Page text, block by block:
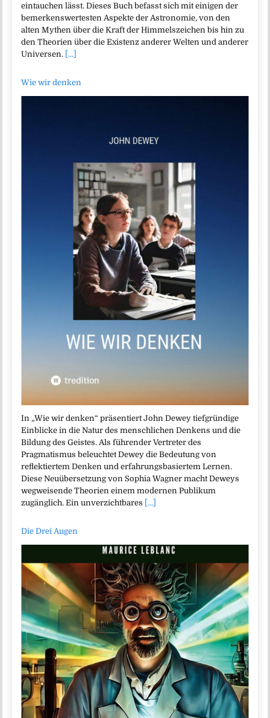
eintauchen lässt. Dieses Buch befasst sich mit einigen der
bemerkenswertesten Aspekte der Astronomie, von den
alten Mythen über die Kraft der Himmelszeichen bis hin zu
den Theorien über die Existenz anderer Welten und anderer
Universen. [...]
Wie wir denken
In „Wie wir denken“ präsentiert John Dewey tiefgründige
Einblicke in die Natur des menschlichen Denkens und die
Bildung des Geistes. Als führender Vertreter des
Pragmatismus beleuchtet Dewey die Bedeutung von
reflektiertem Denken und erfahrungsbasiertem Lernen.
Diese Neuübersetzung von Sophia Wagner macht Deweys
wegweisende Theorien einem modernen Publikum
zugänglich. Ein unverzichtbares [...]
Die Drei Augen